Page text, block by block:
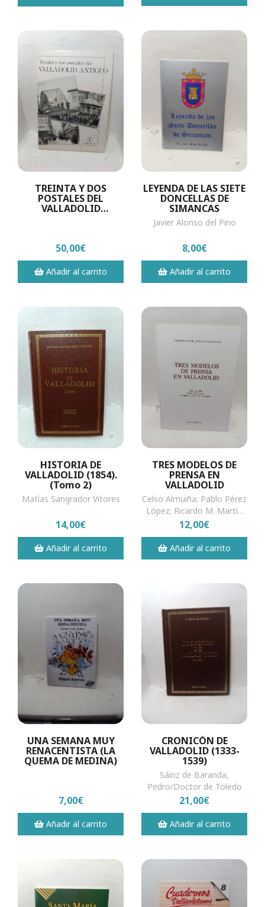
TREINTA Y DOS
POSTALES DEL
VALLADOLID
50,00€
Añadir al carrito
LEYENDA DE LAS SIETE
DONCELLAS DE
SIMANCAS
Javier Alonso del Pino
8,00€
Añadir al carrito
HISTORIA DE
VALLADOLID (1854).
(Tomo 2)
Matías Sangrador Vitores
14,00€
Añadir al carrito
TRES MODELOS DE
PRENSA EN
VALLADOLID
Celso Almuiña; Pablo Pérez
López; Ricardo M. Martín
de la Guardia
12,00€
Añadir al carrito
UNA SEMANA MUY
RENACENTISTA (LA
QUEMA DE MEDINA)
7,00€
Añadir al carrito
CRONICÓN DE
VALLADOLID (1333-
1539)
Sáinz de Baranda,
Pedro/Doctor de Toledo
21,00€
Añadir al carrito